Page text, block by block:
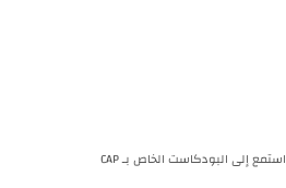
استمع إلى البودكاست الخاص بـ CAP